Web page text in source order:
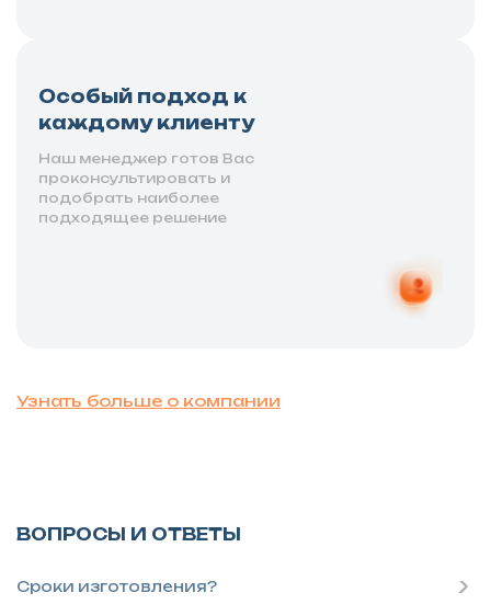
Особый подход к
каждому клиенту
Наш менеджер готов Вас
проконсультировать и
подобрать наиболее
подходящее решение
Узнать больше о компании
ВОПРОСЫ И ОТВЕТЫ
Сроки изготовления?